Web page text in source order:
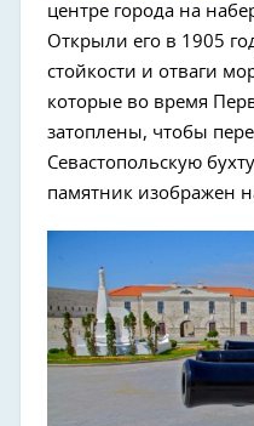
центре города на
Открыли его в 1905
стойкости и отваги
которые во время
затоплены, чтобы
Севастопольскую
памятник изображен